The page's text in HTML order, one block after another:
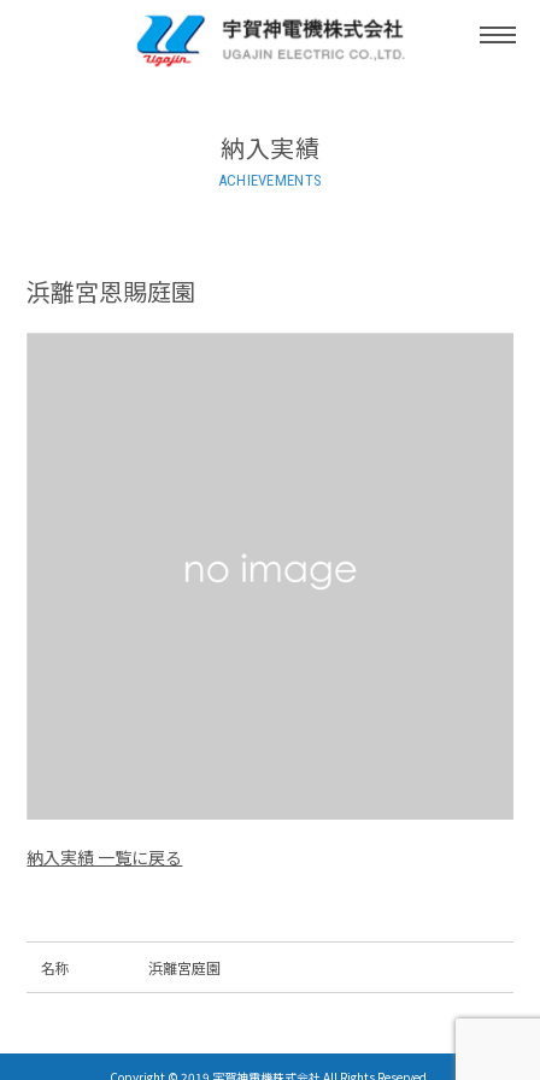
納入実績
ACHIEVEMENTS
浜離宮恩賜庭園
納入実績 一覧に戻る
名称 浜離宮庭園